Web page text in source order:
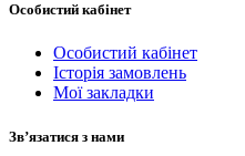
Особистий кабінет
Особистий кабінет
Історія замовлень
Мої закладки
Зв’язатися з нами